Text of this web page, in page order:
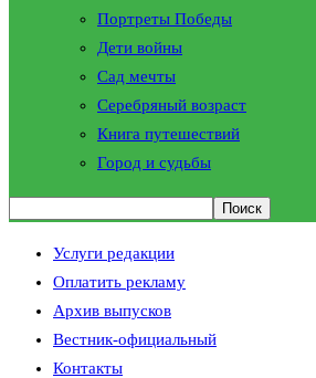
Портреты Победы
Дети войны
Сад мечты
Серебряный возраст
Книга путешествий
Город и судьбы
Услуги редакции
Оплатить рекламу
Архив выпусков
Вестник-официальный
Контакты